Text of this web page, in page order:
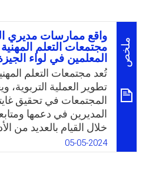
ملخص
واقع ممارسات مديري
مجتمعات التعلم
المعلمين في لواء
تُعد مجتمعات التعلم
تطوير العملية التربوية،
المجتمعات في تحقيق
المديرين في دعمها
خلال القيام بالعديد من
للمشاركة في صنع
المسؤوليات، كما وبيّنت
05-05-2024